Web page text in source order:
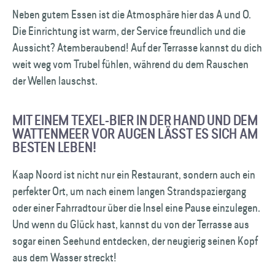
Neben gutem Essen ist die Atmosphäre hier das A und O.
Die Einrichtung ist warm, der Service freundlich und die
Aussicht? Atemberaubend! Auf der Terrasse kannst du dich
weit weg vom Trubel fühlen, während du dem Rauschen
der Wellen lauschst.
MIT EINEM TEXEL-BIER IN DER HAND UND DEM
WATTENMEER VOR AUGEN LÄSST ES SICH AM
BESTEN LEBEN!
Kaap Noord ist nicht nur ein Restaurant, sondern auch ein
perfekter Ort, um nach einem langen Strandspaziergang
oder einer Fahrradtour über die Insel eine Pause einzulegen.
Und wenn du Glück hast, kannst du von der Terrasse aus
sogar einen Seehund entdecken, der neugierig seinen Kopf
aus dem Wasser streckt!